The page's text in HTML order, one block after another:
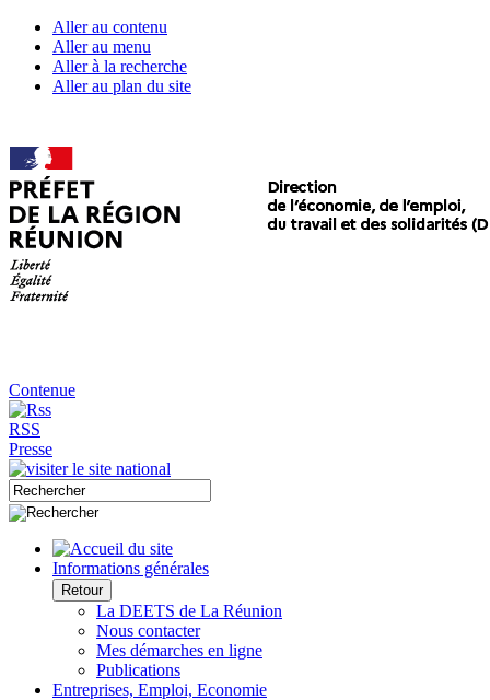
Aller au contenu
Aller au menu
Aller à la recherche
Aller au plan du site
Contenue
RSS
Presse
Informations générales
Retour
La DEETS de La Réunion
Nous contacter
Mes démarches en ligne
Publications
Entreprises, Emploi, Economie